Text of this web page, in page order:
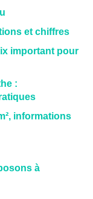
et chiffres
important pour
:
informations
à